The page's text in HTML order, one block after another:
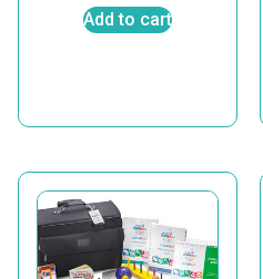
Add to cart